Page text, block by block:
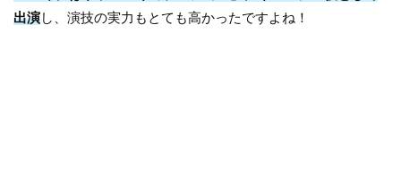
出演し、演技の実力もとても高かったですよね！